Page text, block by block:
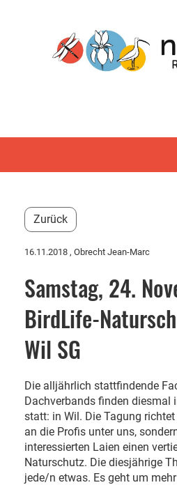
Zurück
16.11.2018 , Obrecht Jean-Marc
Samstag, 24.
BirdLife-
Wil SG
Die alljährlich stattfindende
Dachverbands finden diesmal
statt: in Wil. Die Tagung
an die Profis unter uns,
interessierten Laien einen
Naturschutz. Die diesjährige
jede/n etwas. Es geht um